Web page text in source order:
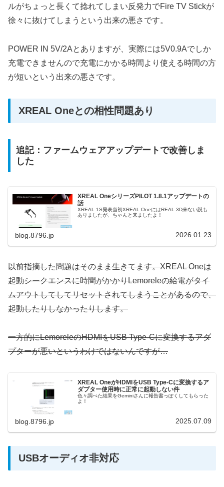
ルがちょっと長くて捻れてしまい反発力でFire TV Stickが
徐々に抜けてしまうという出来の悪さです。
POWER IN 5V/2Aとありますが、実際には5V0.9Aでしか
充電できませんので充電にかかる時間より使える時間の方
が短いという出来の悪さです。
XREAL Oneとの相性問題あり
追記：ファームウェアアップデートで改善しま
した
XREAL OneシリーズPILOT 1.8.1アップデートの
話
XREAL 1S発表当初XREAL OneにはREAL 3D来ない説も
ありましたが、ちゃんと来ましたよ！
blog.8796.jp 2026.01.23
以前指摘した問題はそのまま生きてます。XREAL Oneは
起動シークエンスに時間がかかりLemoreleの給電がタイ
ムアウトしてしてリセットされてしまうことがあるので、
起動したりしなかったりします。
一方的にLemoreleのHDMIをUSB Type-Cに変換するアダ
プターが悪いというわけではないんですが…
XREAL OneがHDMIをUSB Type-Cに変換するア
ダプター使用時に正常に起動しない件
色々調べた結果をGeminiさんに報告書っぽくしてもらった
よ！
blog.8796.jp 2025.07.09
USBオーディオ非対応